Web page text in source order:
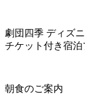
劇団四季 ディズ
チケット付き宿泊
朝食のご案内